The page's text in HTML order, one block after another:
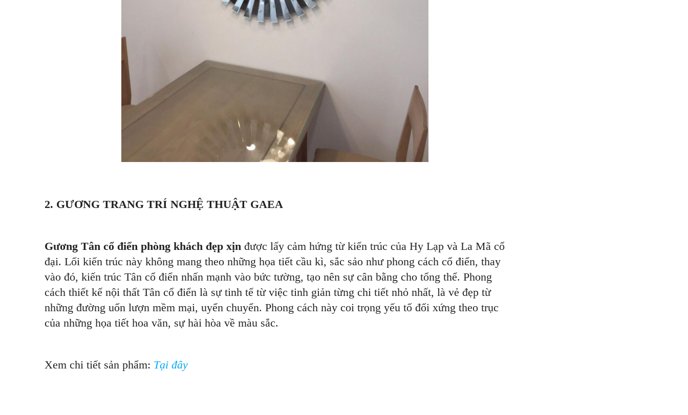
2. GƯƠNG TRANG TRÍ NGHỆ THUẬT GAEA
Gương Tân cổ điển phòng khách đẹp xịn được lấy cảm hứng từ kiến trúc của Hy Lạp và La Mã cổ
đại. Lối kiến trúc này không mang theo những họa tiết cầu kì, sắc sảo như phong cách cổ điển, thay
vào đó, kiến trúc Tân cổ điển nhấn mạnh vào bức tường, tạo nên sự cân bằng cho tổng thể. Phong
cách thiết kế nội thất Tân cổ điển là sự tinh tế từ việc tinh giản từng chi tiết nhỏ nhất, là vẻ đẹp từ
những đường uốn lượn mềm mại, uyển chuyển. Phong cách này coi trọng yếu tố đối xứng theo trục
của những họa tiết hoa văn, sự hài hòa về màu sắc.
Xem chi tiết sản phẩm: Tại đây